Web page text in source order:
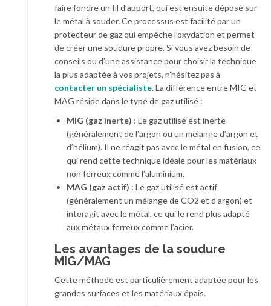
faire fondre un fil d’apport, qui est ensuite déposé sur
le métal à souder. Ce processus est facilité par un
protecteur de gaz qui empêche l’oxydation et permet
de créer une soudure propre. Si vous avez besoin de
conseils ou d’une assistance pour choisir la technique
la plus adaptée à vos projets, n’hésitez pas à
contacter un spécialiste. La différence entre MIG et
MAG réside dans le type de gaz utilisé :
MIG (gaz inerte) : Le gaz utilisé est inerte
(généralement de l’argon ou un mélange d’argon et
d’hélium). Il ne réagit pas avec le métal en fusion, ce
qui rend cette technique idéale pour les matériaux
non ferreux comme l’aluminium.
MAG (gaz actif) : Le gaz utilisé est actif
(généralement un mélange de CO2 et d’argon) et
interagit avec le métal, ce qui le rend plus adapté
aux métaux ferreux comme l’acier.
Les avantages de la soudure
MIG/MAG
Cette méthode est particulièrement adaptée pour les
grandes surfaces et les matériaux épais.